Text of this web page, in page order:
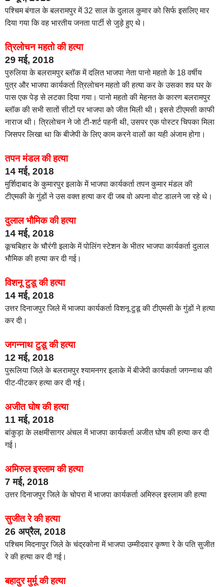
पश्चिम बंगाल के बलरामपुर में 32 साल के दुलाल कुमार को सिर्फ इसलिए मार
दिया गया कि वह भारतीय जनता पार्टी से जुड़े हुए थे।
त्रिलोचन महतो की हत्या
29 मई, 2018
पुरुलिया के बलरामपुर ब्लॉक में दलित भाजपा नेता पानो महतो के 18 वर्षीय
पुत्र और भाजपा कार्यकर्ता त्रिलोचन महतो की हत्या कर के उसका शव घर के
पास एक पेड़ से लटका दिया गया। पानो महतो की मेहनत के कारण बलरामपुर
ब्लॉक की सभी सातों सीटों पर भाजपा को जीत मिली थी। इससे टीएमसी काफी
नाराज थी। त्रिलोचन ने जो टी-शर्ट पहनी थी, उसपर एक पोस्टर चिपका मिला
जिसपर लिखा था कि बीजेपी के लिए काम करने वालों का यही अंजाम होगा।
तपन मंडल की हत्या
14 मई, 2018
मुर्शिदाबाद के कुमारपुर इलाके में भाजपा कार्यकर्ता तपन कुमार मंडल की
टीएमकी के गुंडों ने उस वक्त हत्या कर दी जब वो अपना वोट डालने जा रहे थे।
दुलाल भौमिक की हत्या
14 मई, 2018
कूचबिहार के चौरंगी इलाके में पोलिंग स्टेशन के भीतर भाजपा कार्यकर्ता दुलाल
भौमिक की हत्या कर दी गई।
विशनू टुडू की हत्या
14 मई, 2018
उत्तर दिनाजपुर जिले में भाजपा कार्यकर्ता विशनू टुडू की टीएमसी के गुंडों ने हत्या
कर दी।
जगन्नाथ टुडू की हत्या
12 मई, 2018
पुरूलिया जिले के बलरामपुर श्यामनगर इलाके में बीजेपी कार्यकर्ता जगन्नाथ की
पीट-पीटकर हत्या कर दी गई।
अजीत घोष की हत्या
11 मई, 2018
बांकुड़ा के लक्षमीसागर अंचल में भाजपा कार्यकर्ता अजीत घोष की हत्या कर दी
गई।
अमिरुल इस्लाम की हत्या
7 मई, 2018
उत्तर दिनाजपुर जिले के चोपरा में भाजपा कार्यकर्ता अमिरुल इस्लाम की हत्या
सुजीत रे की हत्या
26 अप्रैल, 2018
पश्चिम मिदनापुर जिले के चंद्रकोना में भाजपा उम्मीदवार कृष्णा रे के पति सुजीत
रे की हत्या कर दी गई।
बहादुर मुर्मू की हत्या